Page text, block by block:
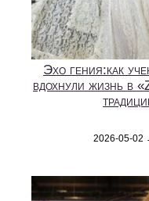
Эхо гения:как
вдохнули жизнь в
2026-05-02